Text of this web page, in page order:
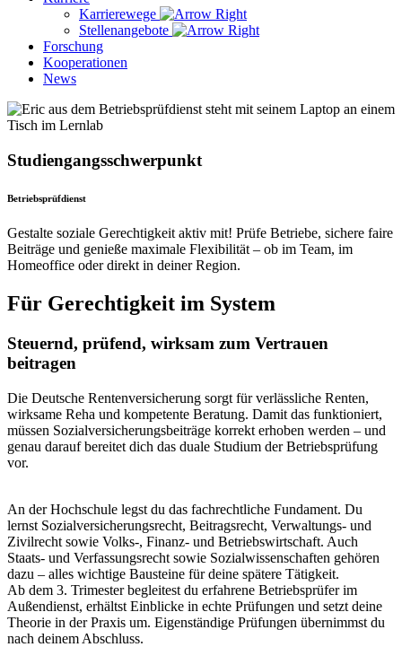
Karrierewege
Stellenangebote
Forschung
Kooperationen
News
Studiengangsschwerpunkt
Betriebs­prüf­dienst
Gestalte soziale Gerechtigkeit aktiv mit! Prüfe Betriebe, sichere faire
Beiträge und genieße maximale Flexibilität – ob im Team, im
Homeoffice oder direkt in deiner Region.
Für Gerechtigkeit im System
Steuernd, prüfend, wirksam zum Vertrauen
beitragen
Die Deutsche Rentenversicherung sorgt für verlässliche Renten,
wirksame Reha und kompetente Beratung. Damit das funktioniert,
müssen Sozialversicherungsbeiträge korrekt erhoben werden – und
genau darauf bereitet dich das duale Studium der Betriebsprüfung
vor.
An der Hochschule legst du das fachrechtliche Fundament. Du
lernst Sozialversicherungsrecht, Beitragsrecht, Verwaltungs- und
Zivilrecht sowie Volks-, Finanz- und Betriebswirtschaft. Auch
Staats- und Verfassungsrecht sowie Sozialwissenschaften gehören
dazu – alles wichtige Bausteine für deine spätere Tätigkeit.
Ab dem 3. Trimester begleitest du erfahrene Betriebsprüfer im
Außendienst, erhältst Einblicke in echte Prüfungen und setzt deine
Theorie in der Praxis um. Eigenständige Prüfungen übernimmst du
nach deinem Abschluss.